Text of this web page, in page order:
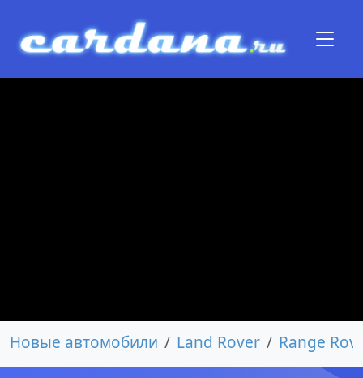
Новые автомобили Land Rover Range